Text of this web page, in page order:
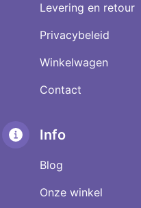
Levering en retour
Privacybeleid
Winkelwagen
Contact
Info
Blog
Onze winkel